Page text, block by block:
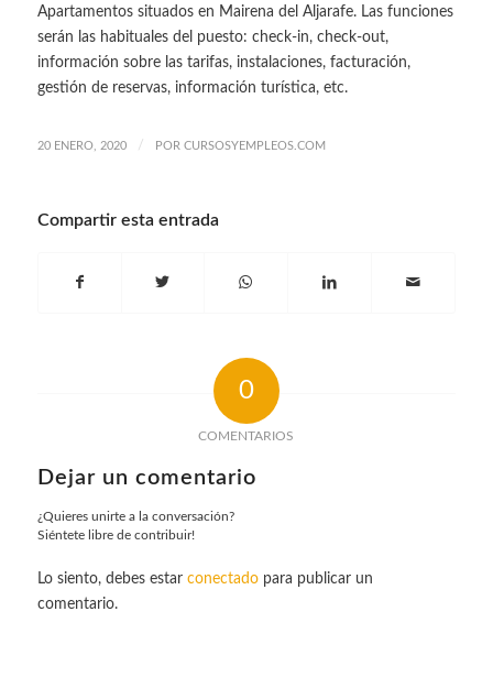
Apartamentos situados en Mairena del Aljarafe. Las funciones
serán las habituales del puesto: check-in, check-out,
información sobre las tarifas, instalaciones, facturación,
gestión de reservas, información turística, etc.
20 ENERO, 2020 / POR CURSOSYEMPLEOS.COM
Compartir esta entrada
0
COMENTARIOS
Dejar un comentario
¿Quieres unirte a la conversación?
Siéntete libre de contribuir!
Lo siento, debes estar conectadopara publicar un
comentario.